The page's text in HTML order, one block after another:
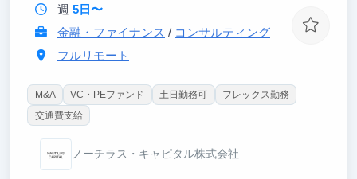
週 5日〜
金融・ファイナンス / コンサルティング
フルリモート
M&A VC・PEファンド 土日勤務可
フレックス勤務
交通費支給
ノーチラス・キャピタル株式会社